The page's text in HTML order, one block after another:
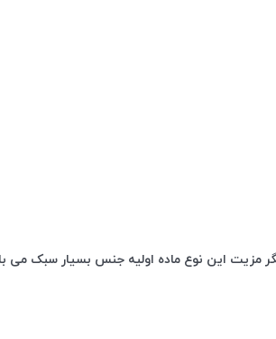
مزیت این نوع ماده اولیه جنس بسیار سبک می